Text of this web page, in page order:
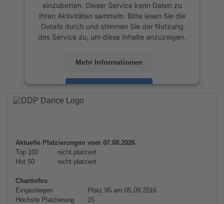
einzubetten. Dieser Service kann Daten zu
Ihren Aktivitäten sammeln. Bitte lesen Sie die
Details durch und stimmen Sie der Nutzung
des Service zu, um diese Inhalte anzuzeigen.
Mehr Informationen
Akzeptieren
powered by
Aktuelle Platzierungen vom 07.08.2026
Top 100
nicht platziert
Hot 50
nicht platziert
Chartinfos
Eingestiegen
Platz 95 am 05.09.2016
Höchste Platzierung
15